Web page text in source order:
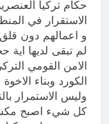
حكام تركيا
الاستقرار في
و اعمالهم دون
لم تبقى لديها
الامن القومي
الكورد وبناء
وليس الاستمرار
كل شيء اصبح